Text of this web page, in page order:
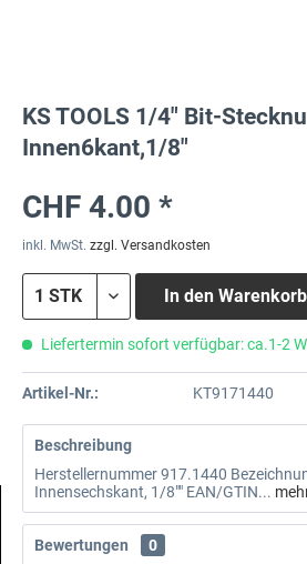
KS TOOLS 1/4" Bit-
Innen6kant,1/8"
CHF 4.00 *
inkl. MwSt. zzgl. Versandkosten
In den Warenkorb
Liefertermin sofort verfügbar: ca.1-2
Artikel-Nr.: KT9171440
Beschreibung
Herstellernummer 917.1440
Innensechskant, 1/8"" EAN/GTIN...
Bewertungen
0